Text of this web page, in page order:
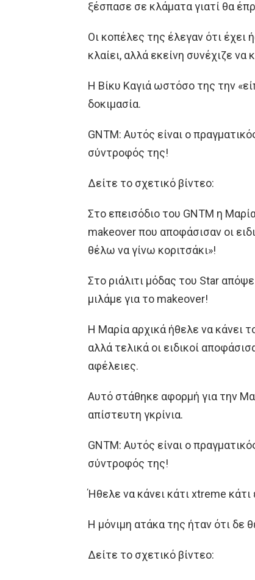
ξέσπασε σε κλάματα γιατί θα
Οι κοπέλες της έλεγαν ότι έχει
κλαίει, αλλά εκείνη συνέχιζε να
Η Βίκυ Καγιά ωστόσο της την
δοκιμασία.
GNTM: Aυτός είναι ο
σύντροφός της!
Δείτε το σχετικό βίντεο:
Στο επεισόδιο του GNTM η
makeover που αποφάσισαν οι
θέλω να γίνω κοριτσάκι»!
Στο ριάλιτι μόδας του Star
μιλάμε για το makeover!
Η Μαρία αρχικά ήθελε να κάνει
αλλά τελικά οι ειδικοί
αφέλειες.
Αυτό στάθηκε αφορμή για την
απίστευτη γκρίνια.
GNTM: Aυτός είναι ο
σύντροφός της!
Ήθελε να κάνει κάτι xtreme
Η μόνιμη ατάκα της ήταν ότι δε
Δείτε το σχετικό βίντεο: